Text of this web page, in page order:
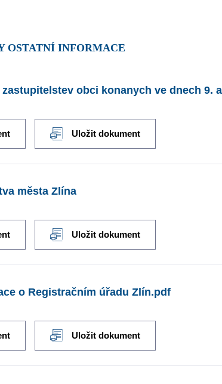
OSTATNÍ INFORMACE
obci konanych ve dnech 9.
Uložit dokument
města Zlína
Uložit dokument
o Registračním úřadu Zlín.pdf
Uložit dokument